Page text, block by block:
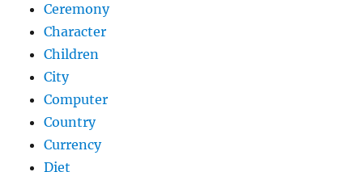
Ceremony
Character
Children
City
Computer
Country
Currency
Diet